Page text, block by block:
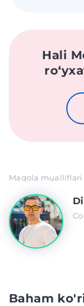
Hali
Maqola mualliflari
Baham